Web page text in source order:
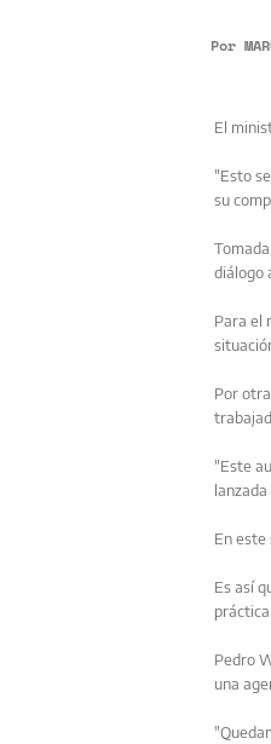
Por
El
"Esto
su
diálogo
Para el
Por
"Este
En
Es así
Pedro
una